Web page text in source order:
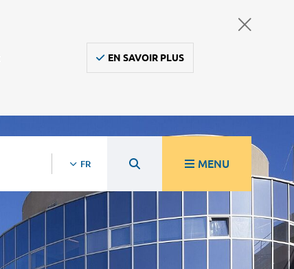
EN SAVOIR PLUS
FR MENU